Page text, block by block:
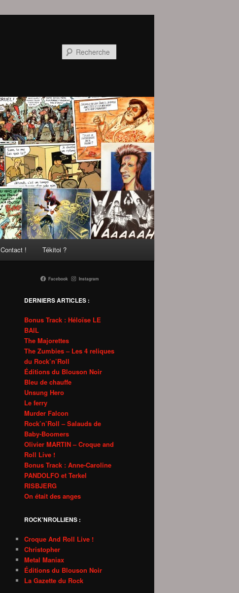
Contact ! Tékitoi ?
Facebook Instagram
DERNIERS ARTICLES :
Bonus Track : Héloïse LE
BAIL
The Majorettes
The Zumbies – Les 4 reliques
du Rock’n’Roll
Éditions du Blouson Noir
Bleu de chauffe
Unsung Hero
Le ferry
Murder Falcon
Rock’n’Roll – Salauds de
Baby-Boomers
Olivier MARTIN – Croque and
Roll Live !
Bonus Track : Anne-Caroline
PANDOLFO et Terkel
RISBJERG
On était des anges
ROCK'NROLLIENS :
Croque And Roll Live !
Christopher
Metal Maniax
Éditions du Blouson Noir
La Gazette du Rock